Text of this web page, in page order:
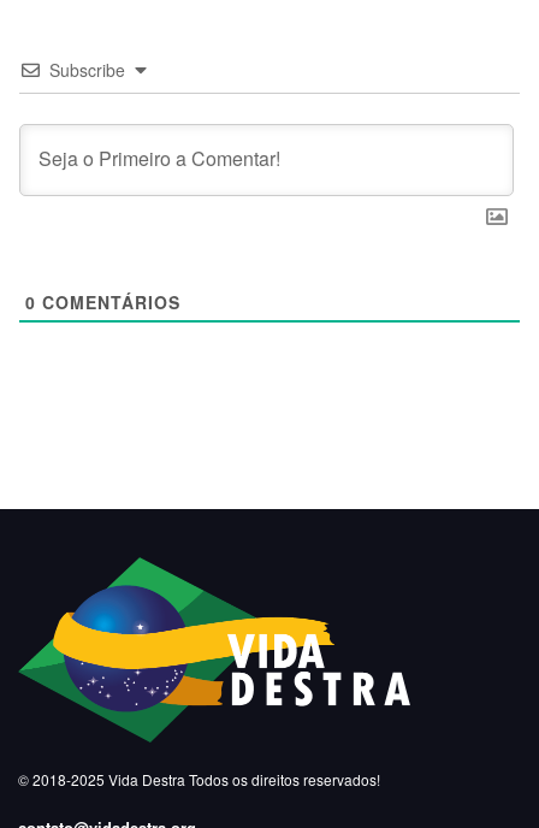
Subscribe
0 COMENTÁRIOS
© 2018-2025 Vida Destra Todos os direitos reservados!